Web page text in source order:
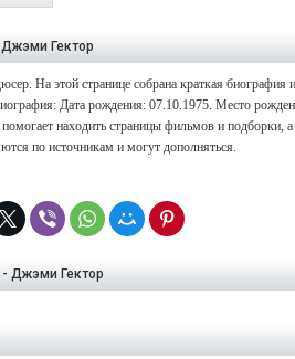
Гектор
На этой странице собрана краткая биография
Дата рождения: 07.10.1975. Место
находить страницы фильмов и подборки,
по источникам и могут дополняться.
Джэми Гектор